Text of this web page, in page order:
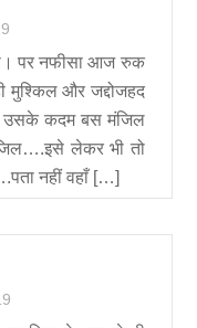
पर नफीसा आज रुक
मुश्किल और जद्दोजहद
उसके कदम बस मंजिल
लेकर भी तो
नहीं वहाँ […]